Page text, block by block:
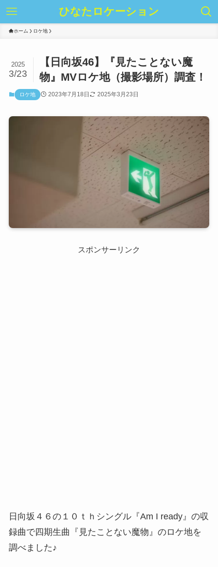
ひなたロケーション
ホーム ロケ地
【日向坂46】『見たことない魔
物』MVロケ地（撮影場所）調査！
2025
3/23
ロケ地 2023年7月18日 2025年3月23日
スポンサーリンク
日向坂４６の１０ｔｈシングル『Am I ready』の収
録曲で四期生曲 『見たことない魔物』 のロケ地を
調べました♪